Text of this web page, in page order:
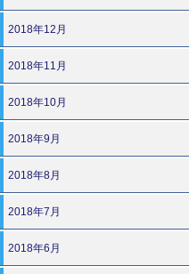
2018年12月
2018年11月
2018年10月
2018年9月
2018年8月
2018年7月
2018年6月